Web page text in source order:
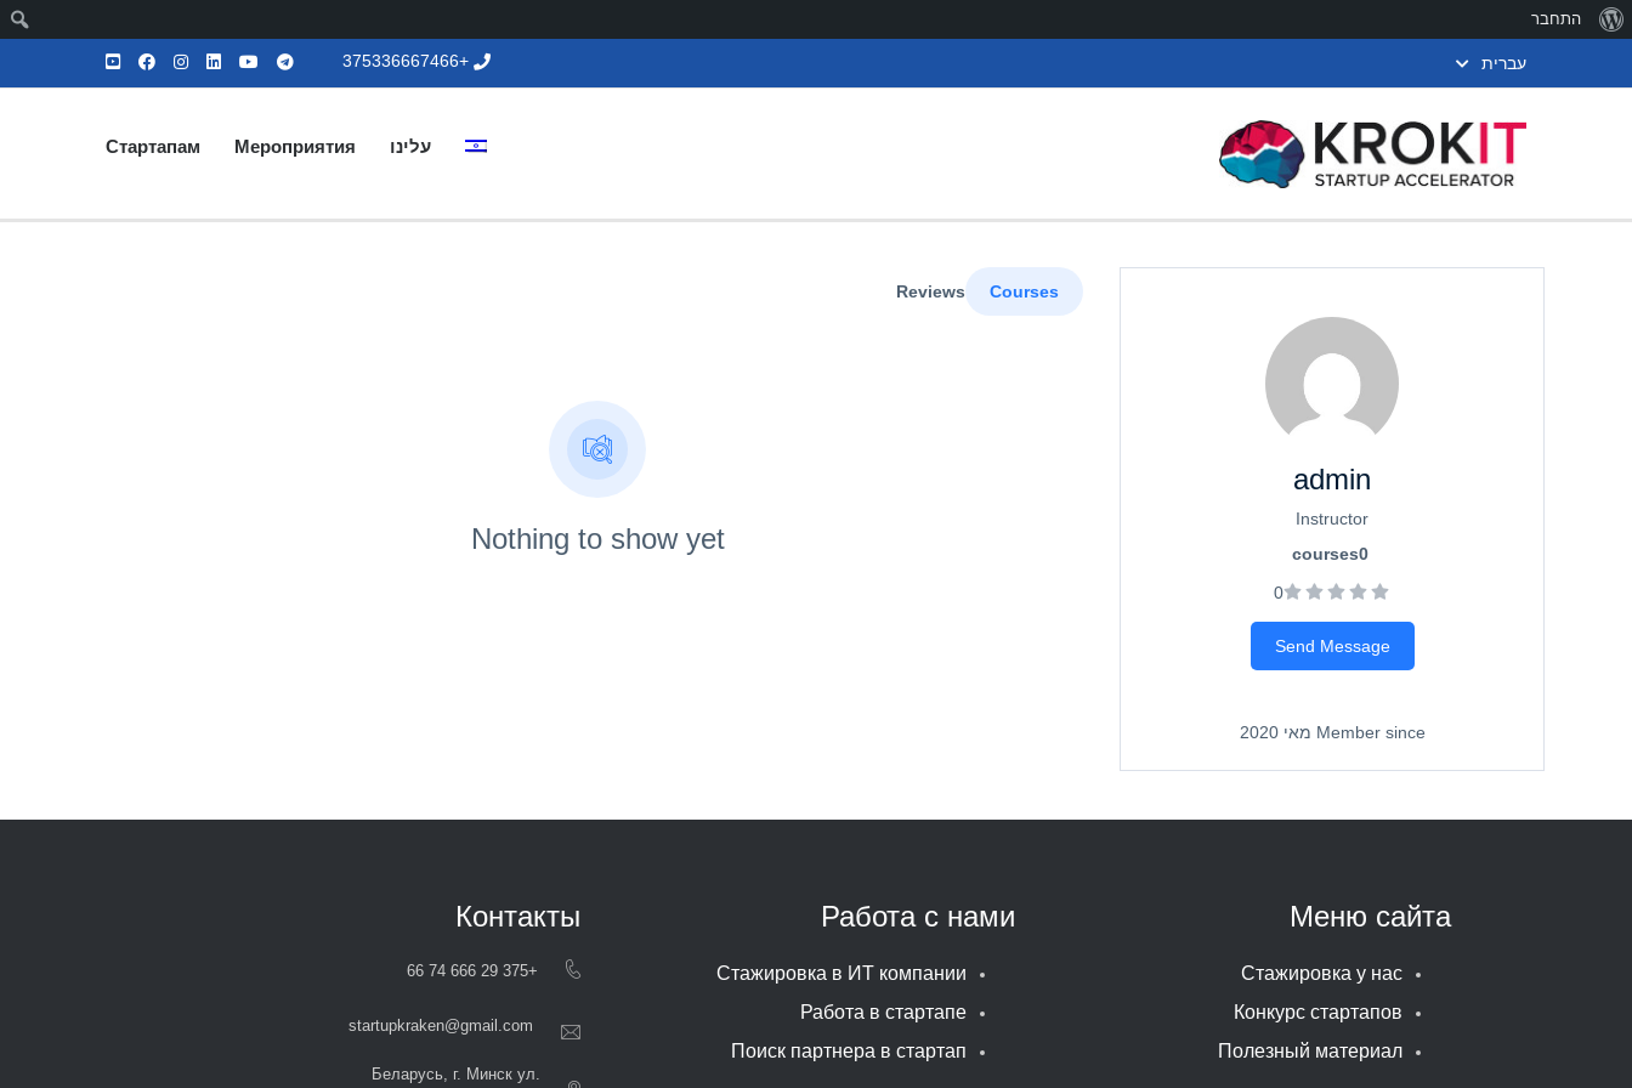
אודות
התחבר
עברית +375336667466
Стартапам Мероприятия עלינו
admin
Instructor
0
courses
0
Send Message
Member since מאי 2020
Courses
Reviews
Nothing to show yet
Меню сайта
Стажировка у нас
Конкурс стартапов
Полезный материал
Работа с нами
Стажировка в ИТ компании
Работа в стартапе
Поиск партнера в стартап
Контакты
+375 29 666 74 66
startupkraken@gmail.com
Беларусь, г. Минск ул.